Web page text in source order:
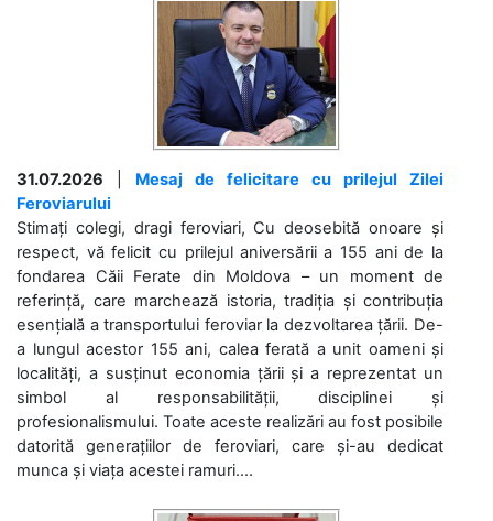
31.07.2026
Mesaj de felicitare cu prilejul Zilei
Feroviarului
Stimați colegi, dragi feroviari, Cu deosebită onoare și
respect, vă felicit cu prilejul aniversării a 155 ani de la
fondarea Căii Ferate din Moldova – un moment de
referință, care marchează istoria, tradiția și contribuția
esențială a transportului feroviar la dezvoltarea țării. De-
a lungul acestor 155 ani, calea ferată a unit oameni și
localități, a susținut economia țării și a reprezentat un
simbol al responsabilității, disciplinei și
profesionalismului. Toate aceste realizări au fost posibile
datorită generațiilor de feroviari, care și-au dedicat
munca și viața acestei ramuri....